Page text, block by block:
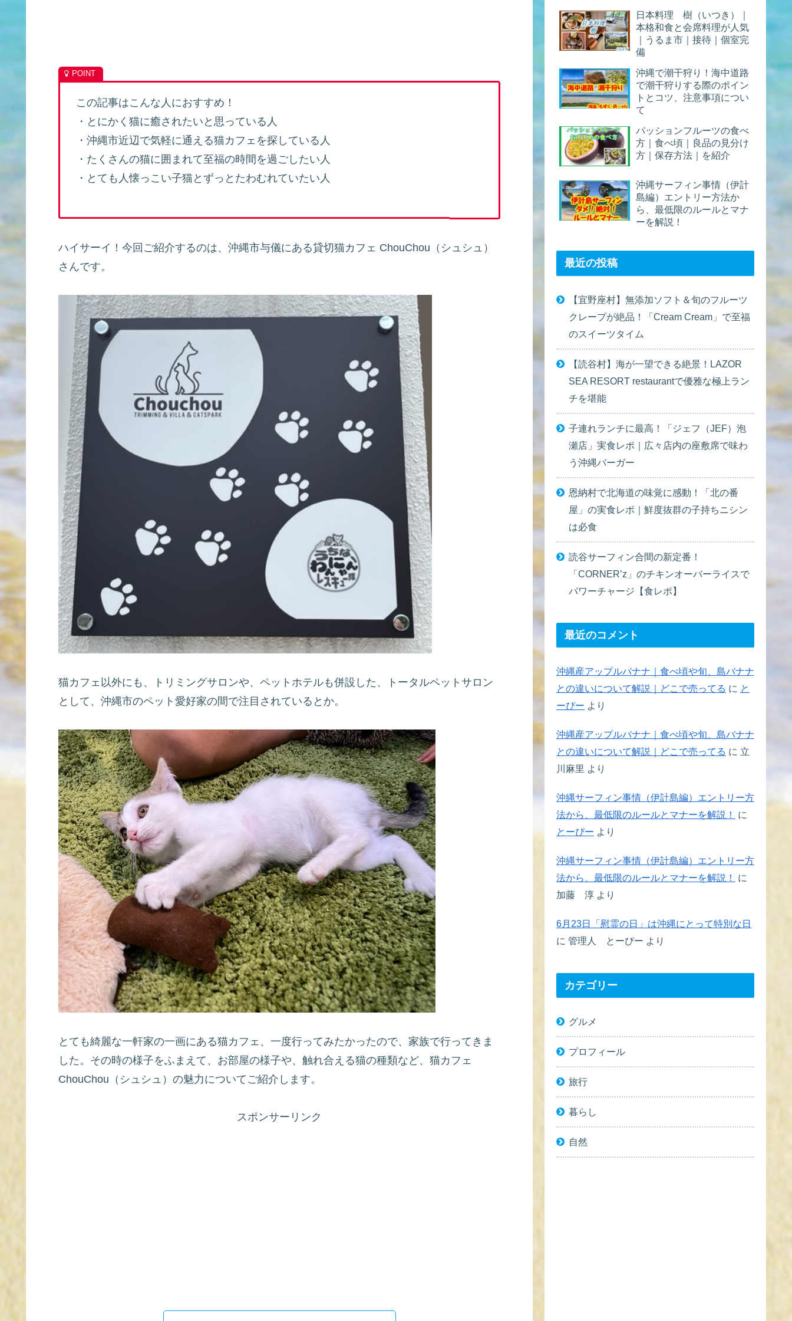
この記事はこんな人におすすめ！
・とにかく猫に癒されたいと思っている人
・沖縄市近辺で気軽に通える猫カフェを探している人
・たくさんの猫に囲まれて至福の時間を過ごしたい人
・とても人懐っこい子猫とずっとたわむれていたい人
ハイサーイ！今回ご紹介するのは、沖縄市与儀にある貸切猫カフェ ChouChou（シュシュ）
さんです。
猫カフェ以外にも、トリミングサロンや、ペットホテルも併設した、トータルペットサロン
として、沖縄市のペット愛好家の間で注目されているとか。
とても綺麗な一軒家の一画にある猫カフェ、一度行ってみたかったので、家族で行ってきま
した。その時の様子をふまえて、お部屋の様子や、触れ合える猫の種類など、猫カフェ
ChouChou（シュシュ）の魅力についてご紹介します。
スポンサーリンク
日本料理 樹（いつき）｜
本格和食と会席料理が人気
｜うるま市｜接待｜個室完
備
沖縄で潮干狩り！海中道路
で潮干狩りする際のポイン
トとコツ、注意事項につい
て
パッションフルーツの食べ
方｜食べ頃｜良品の見分け
方｜保存方法｜を紹介
沖縄サーフィン事情（伊計
島編）エントリー方法か
ら、最低限のルールとマナ
ーを解説！
最近の投稿
【宜野座村】無添加ソフト＆旬のフルーツ
クレープが絶品！「Cream Cream」で至福
のスイーツタイム
【読谷村】海が一望できる絶景！LAZOR
SEA RESORT restaurantで優雅な極上ラン
チを堪能
子連れランチに最高！「ジェフ（JEF）泡
瀬店」実食レポ｜広々店内の座敷席で味わ
う沖縄バーガー
恩納村で北海道の味覚に感動！「北の番
屋」の実食レポ｜鮮度抜群の子持ちニシン
は必食
読谷サーフィン合間の新定番！
「CORNER’z」のチキンオーバーライスで
パワーチャージ【食レポ】
最近のコメント
沖縄産アップルバナナ｜食べ頃や旬、島バナナ
との違いについて解説｜どこで売ってる に と
ーぴー より
沖縄産アップルバナナ｜食べ頃や旬、島バナナ
との違いについて解説｜どこで売ってる に 立
川麻里 より
沖縄サーフィン事情（伊計島編）エントリー方
法から、最低限のルールとマナーを解説！
に
とーぴー より
沖縄サーフィン事情（伊計島編）エントリー方
法から、最低限のルールとマナーを解説！
に
加藤 淳 より
6月23日「慰霊の日」は沖縄にとって特別な日
に 管理人 とーぴー より
カテゴリー
グルメ
プロフィール
旅行
暮らし
自然